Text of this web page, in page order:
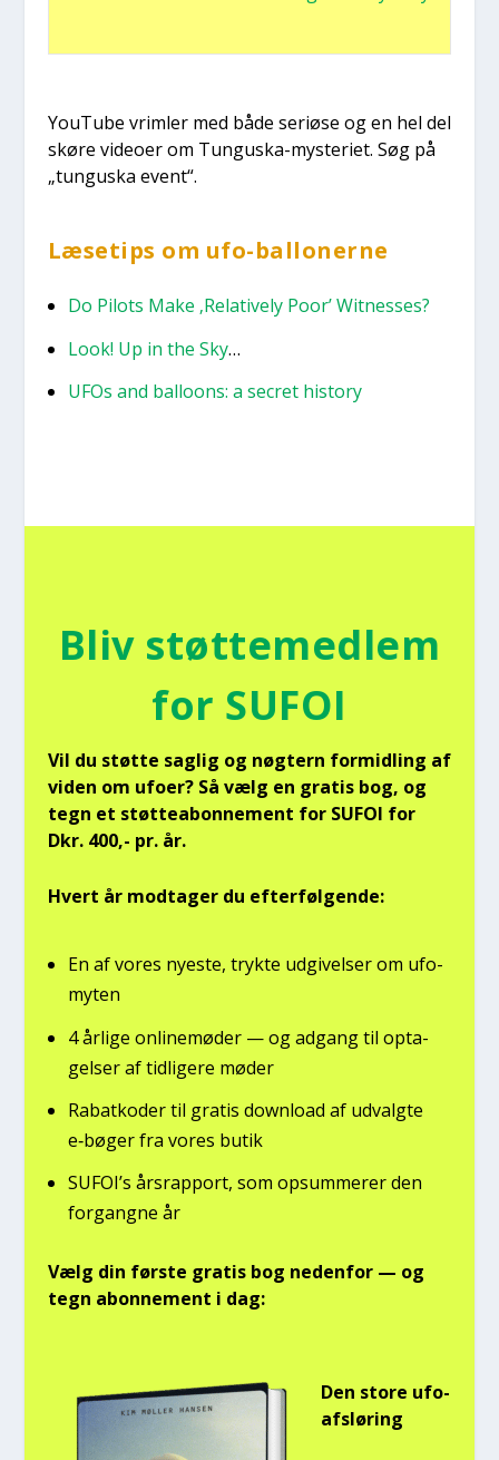
YouTu­be vrim­ler med både seri­ø­se og en hel del
skø­re video­er om Tungu­ska-myste­ri­et. Søg på
„tungu­ska event“.
Læse­tips om ufo-bal­lo­ner­ne
Do Pilots Make ‚Rela­ti­ve­ly Poor’ Wit­nes­ses?
Look! Up in the Sky…
UFOs and bal­loons: a secret history
Bliv støt­te­med­lem
for SUFOI
Vil du støt­te sag­lig og nøg­tern for­mid­ling af
viden om ufo­er? Så vælg en gra­tis bog, og
tegn et støt­tea­bon­ne­ment for SUFOI for
Dkr. 400,- pr. år.
Hvert år mod­ta­ger du efter­føl­gen­de:
En af vores nye­ste, tryk­te udgi­vel­ser om ufo­
myten
4 årli­ge onli­ne­mø­der — og adgang til opta­
gel­ser af tid­li­ge­re møder
Rabat­ko­der til gra­tis down­lo­ad af udvalg­te
e‑bøger fra vores butik
SUFOI’s års­rap­port, som opsum­me­rer den
for­gang­ne år
Vælg din før­ste gra­tis bog neden­for — og
tegn abon­ne­ment i dag:
Den sto­re ufo-
afslø­ring